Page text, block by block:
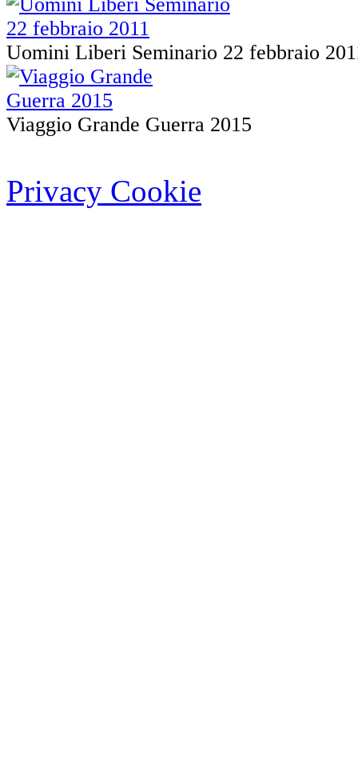
Uomini Liberi Seminario 22 febbraio
Viaggio Grande Guerra 2015
Privacy Cookie